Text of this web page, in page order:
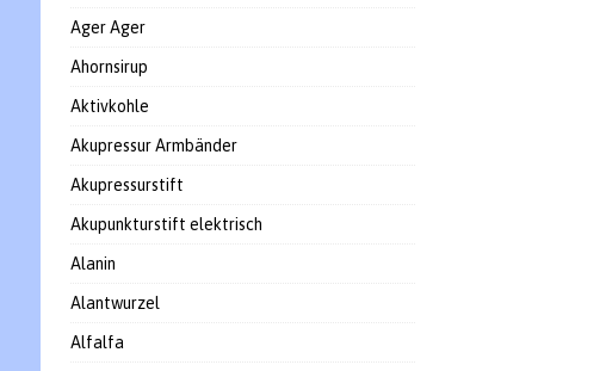
Ager Ager
Ahornsirup
Aktivkohle
Akupressur Armbänder
Akupressurstift
Akupunkturstift elektrisch
Alanin
Alantwurzel
Alfalfa